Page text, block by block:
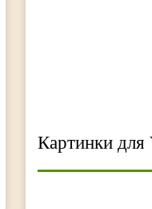
Картинки